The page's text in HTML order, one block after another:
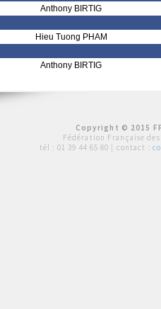
Anthony BIRTIG
Hieu Tuong PHAM
Anthony BIRTIG
Copyright © 2015
Fédération Française des
tél : 01 39 44 65 80 | contact :